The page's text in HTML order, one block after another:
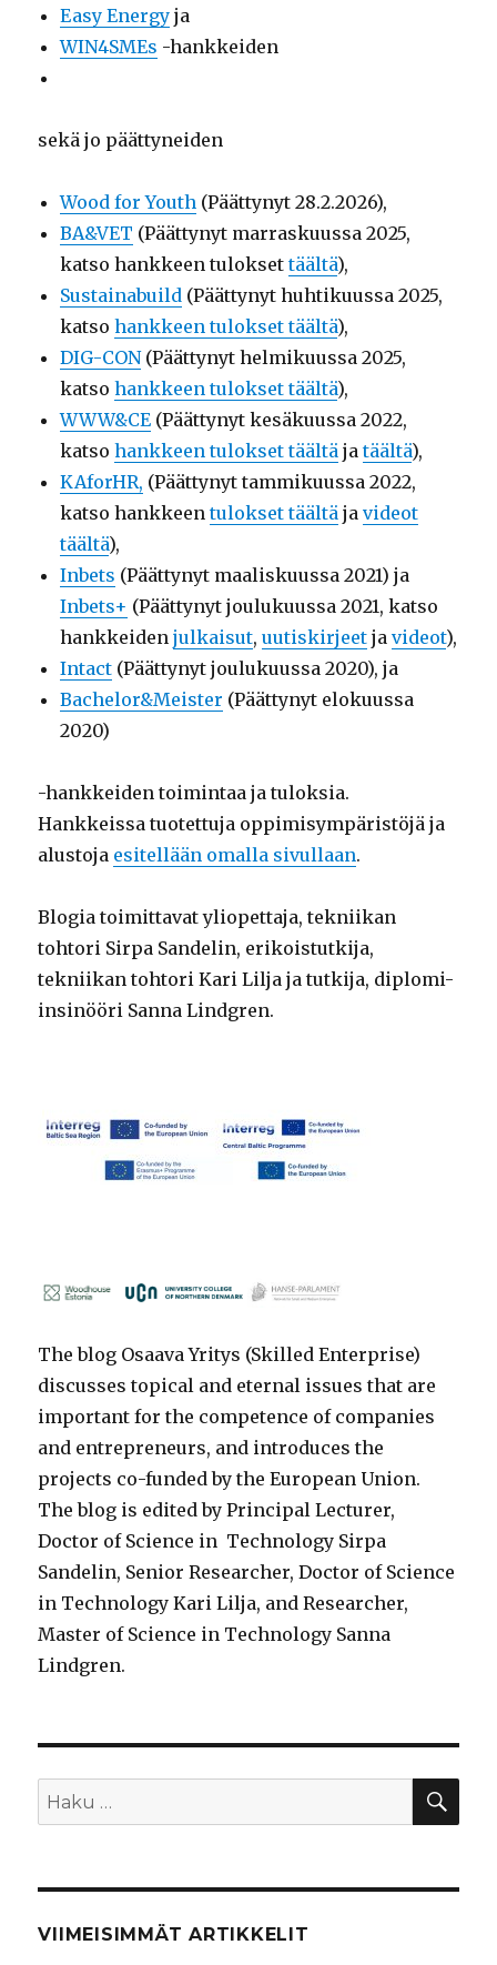
Easy Energy ja
WIN4SMEs -hankkeiden
sekä jo päättyneiden
Wood for Youth (Päättynyt 28.2.2026),
BA&VET (Päättynyt marraskuussa 2025,
katso hankkeen tuloksettäältä),
Sustainabuild (Päättynyt huhtikuussa 2025,
katsohankkeen tulokset täältä),
DIG-CON(Päättynyt helmikuussa 2025,
katsohankkeen tulokset täältä),
WWW&CE (Päättynyt kesäkuussa 2022,
katsohankkeen tulokset täältä jatäältä),
KAforHR, (Päättynyt tammikuussa 2022,
katso hankkeentulokset täältä javideot
täältä),
Inbets (Päättynyt maaliskuussa 2021) ja
Inbets+ (Päättynyt joulukuussa 2021, katso
hankkeidenjulkaisut,uutiskirjeet javideot),
Intact (Päättynyt joulukuussa 2020), ja
Bachelor&Meister (Päättynyt elokuussa
2020)
-hankkeiden toimintaa ja tuloksia.
Hankkeissa tuotettuja oppimisympäristöjä ja
alustoja esitellään omalla sivullaan.
Blogia toimittavat yliopettaja, tekniikan
tohtori Sirpa Sandelin, erikoistutkija,
tekniikan tohtori Kari Lilja ja tutkija, diplomi-
insinööri Sanna Lindgren.
The blog Osaava Yritys (Skilled Enterprise)
discusses topical and eternal issues that are
important for the competence of companies
and entrepreneurs, and introduces the
projects co-funded by the European Union.
The blog is edited by Principal Lecturer,
Doctor of Science in Technology Sirpa
Sandelin, Senior Researcher, Doctor of Science
in Technology Kari Lilja, and Researcher,
Master of Science in Technology Sanna
Lindgren.
Etsi:
VIIMEISIMMÄT ARTIKKELIT